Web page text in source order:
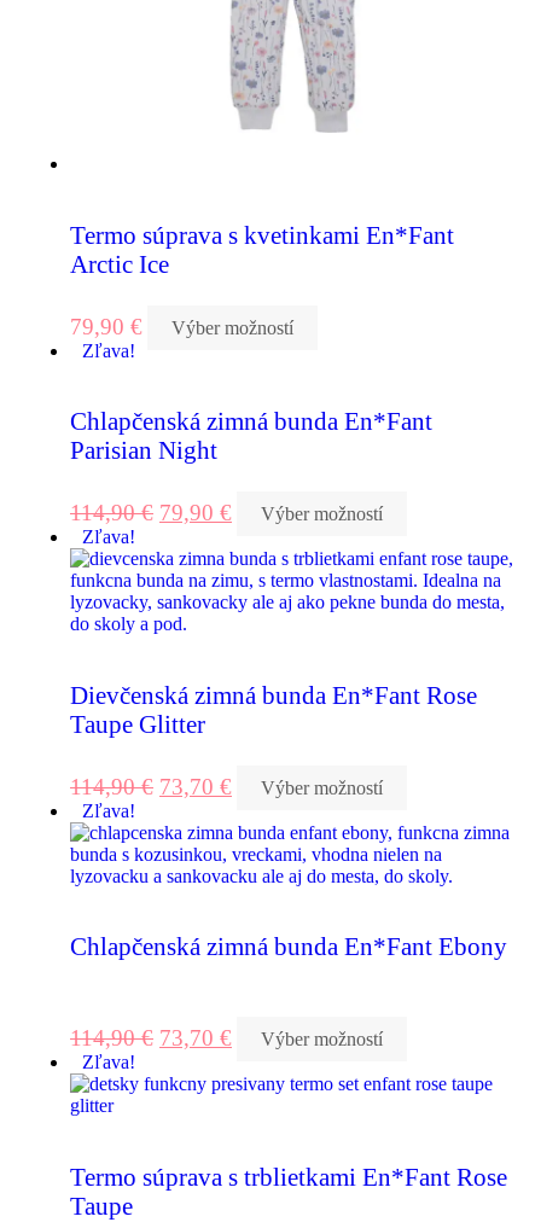
Termo súprava s kvetinkami En*Fant
Arctic Ice
79,90 €
Výber možností
Zľava!
Chlapčenská zimná bunda En*Fant
Parisian Night
114,90€ 79,90 €
Výber možností
Zľava!
Dievčenská zimná bunda En*Fant Rose
Taupe Glitter
114,90€ 73,70 €
Výber možností
Zľava!
Chlapčenská zimná bunda En*Fant Ebony
114,90€ 73,70 €
Výber možností
Zľava!
Termo súprava s trblietkami En*Fant Rose
Taupe